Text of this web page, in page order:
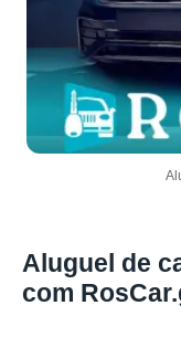
Aluguel de
com